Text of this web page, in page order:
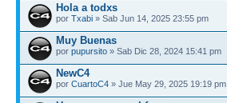
Hola a todxs
por Txabi » Sab Jun 14, 2025 23:55 pm
Muy Buenas
por pupursito » Sab Dic 28, 2024 15:41 pm
NewC4
por CuartoC4 » Jue May 29, 2025 19:19 pm